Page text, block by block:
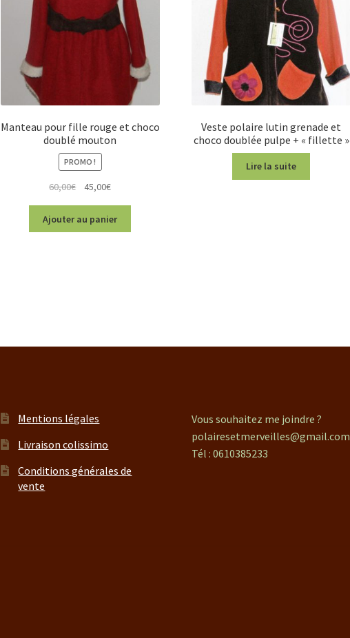
Manteau pour fille rouge et choco
doublé mouton
PROMO !
60,00€
Le
initial
était :
45,00€Le
actuel
est :
Ajouter au panier
Veste polaire lutin grenade et
choco doublée pulpe + « fillette »
Lire la suite
Mentions légales
Livraison colissimo
Conditions générales de
vente
Vous souhaitez me joindre ?
polairesetmerveilles@gmail.com
Tél : 0610385233